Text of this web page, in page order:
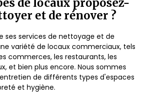
de locaux proposez-
et de rénover ?
ses services de nettoyage et de
variété de locaux commerciaux, tels
commerces, les restaurants, les
et bien plus encore. Nous sommes
de différents types d'espaces
et hygiène.